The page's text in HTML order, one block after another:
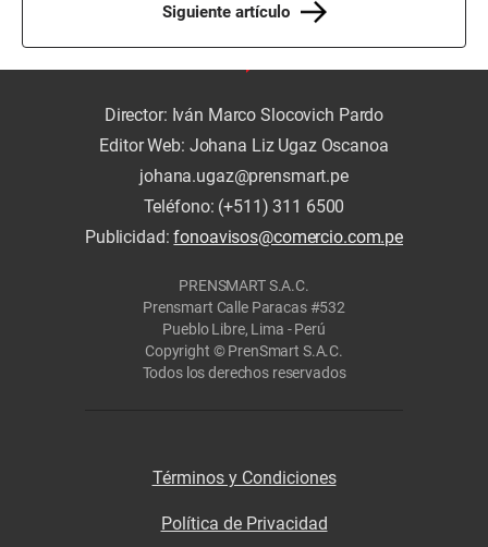
Siguiente artículo
Director: Iván Marco Slocovich Pardo
Editor Web: Johana Liz Ugaz Oscanoa
johana.ugaz@prensmart.pe
Teléfono: (+511) 311 6500
Publicidad:fonoavisos@comercio.com.pe
PRENSMART S.A.C.
Prensmart Calle Paracas #532
Pueblo Libre, Lima - Perú
Copyright © PrenSmart S.A.C.
Todos los derechos reservados
Términos y Condiciones
Política de Privacidad